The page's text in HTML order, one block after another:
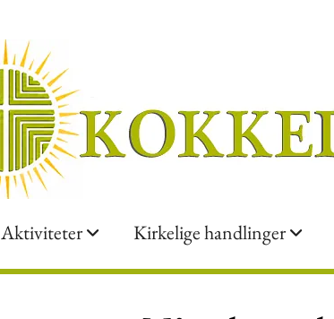
Aktiviteter Kirkelige handlinger